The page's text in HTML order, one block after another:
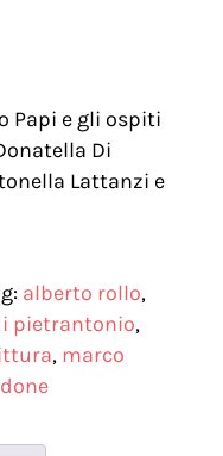
Papi e gli ospiti
Di
Lattanzi e
alberto rollo,
pietrantonio,
, marco